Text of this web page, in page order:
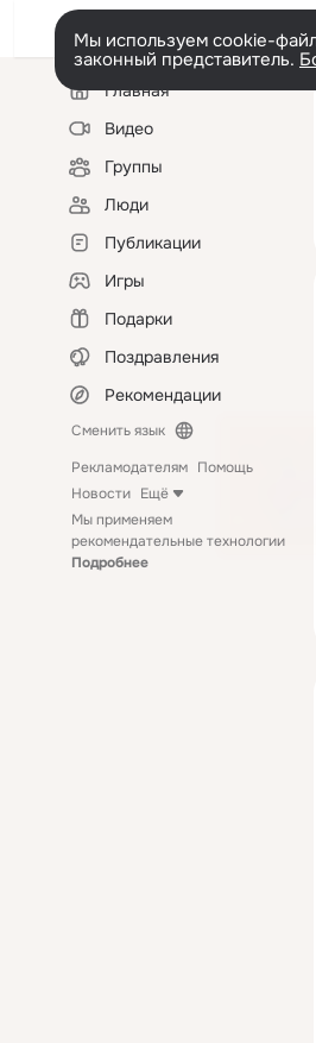
Мы используем cookie-
законный представитель.
Левая
колонкаГлавная
Видео
Группы
Люди
Публикации
Игры
Подарки
Поздравления
Рекомендации
Сменить язык
Рекламодателям Помощь
Новости Ещё
Мы применяем
рекомендательные технологии
Подробнее